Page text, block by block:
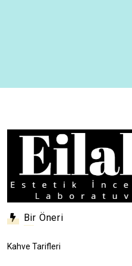
Bir Öneri
Kahve Tarifleri